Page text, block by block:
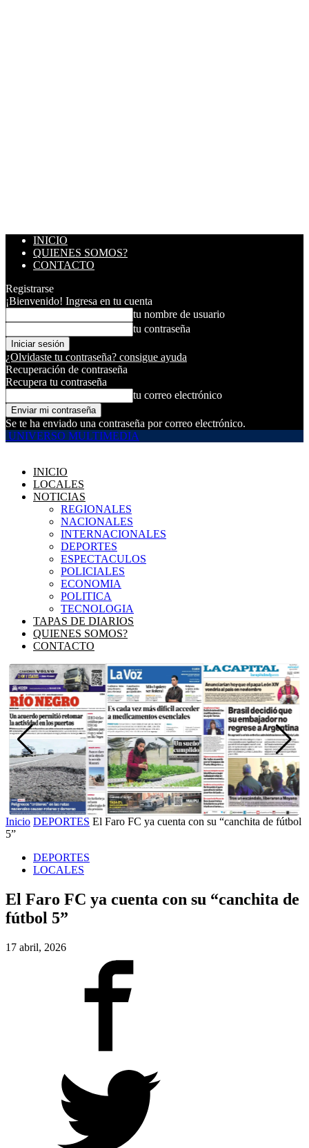
INICIO
QUIENES SOMOS?
CONTACTO
Registrarse
¡Bienvenido! Ingresa en tu cuenta
tu nombre de usuario
tu contraseña
¿Olvidaste tu contraseña? consigue ayuda
Recuperación de contraseña
Recupera tu contraseña
tu correo electrónico
Se te ha enviado una contraseña por correo electrónico.
UNIVERSO MULTIMEDIA
INICIO
LOCALES
NOTICIAS
REGIONALES
NACIONALES
INTERNACIONALES
DEPORTES
ESPECTACULOS
POLICIALES
ECONOMIA
POLITICA
TECNOLOGIA
TAPAS DE DIARIOS
QUIENES SOMOS?
CONTACTO
Inicio DEPORTES El Faro FC ya cuenta con su “canchita de fútbol
5”
DEPORTES
LOCALES
El Faro FC ya cuenta con su “canchita de
fútbol 5”
17 abril, 2026